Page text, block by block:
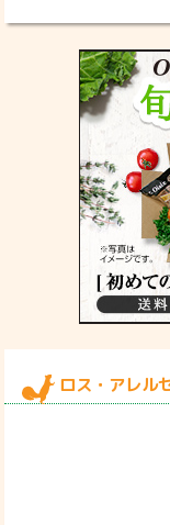
ロス・アレル